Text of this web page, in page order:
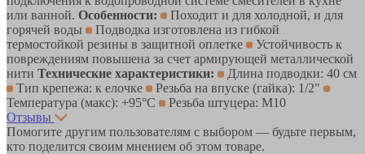
или ванной. Особенности:
Походит и для холодной, и для
горячей воды
Подводка изготовлена из гибкой
термостойкой резины в защитной оплетке
Устойчивость к
повреждениям повышена за счет армирующей металлической
нити Технические характеристики:
Длина подводки: 40 см
Тип крепежа: к елочке
Резьба на впуске (гайка): 1/2"
Температура (макс): +95°С
Резьба штуцера: М10
Отзывы
Помогите другим пользователям с выбором — будьте первым,
кто поделится своим мнением об этом товаре.